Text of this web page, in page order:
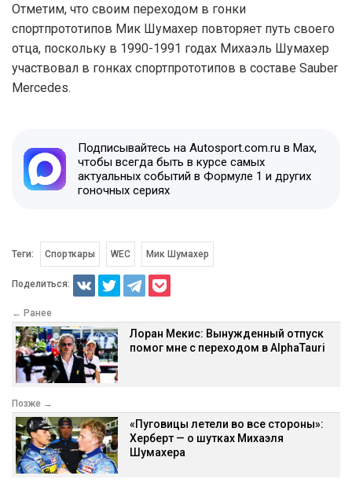
Отметим, что своим переходом в гонки
спортпрототипов Мик Шумахер повторяет путь своего
отца, поскольку в 1990-1991 годах Михаэль Шумахер
участвовал в гонках спортпрототипов в составе Sauber
Mercedes.
Подписывайтесь на Autosport.com.ru в Max,
чтобы всегда быть в курсе самых
актуальных событий в Формуле 1 и других
гоночных сериях
Теги: Спорткары WEC Мик Шумахер
Поделиться:
← Ранее
Лоран Мекис: Вынужденный отпуск
помог мне с переходом в AlphaTauri
Позже →
«Пуговицы летели во все стороны»:
Херберт — о шутках Михаэля
Шумахера